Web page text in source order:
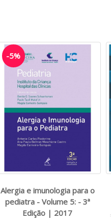
-5%
Alergia e imunologia para o
pediatra - Volume 5: - 3ª
Edição | 2017